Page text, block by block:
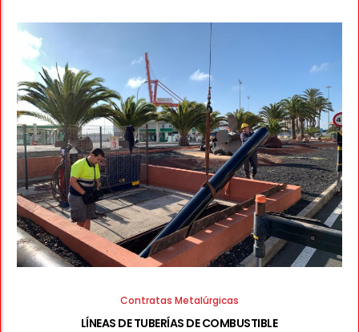
Contratas Metalúrgicas
LÍNEAS DE TUBERÍAS DE COMBUSTIBLE